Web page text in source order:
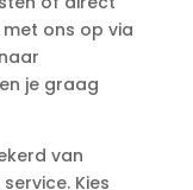
ons op via
je graag
van
Kies